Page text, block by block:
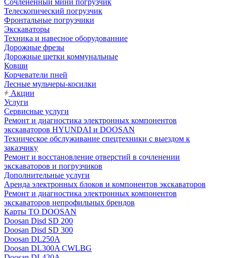
Сочлененный мини погрузчик
Телескопический погрузчик
Фронтальные погрузчики
Экскаваторы
Техника и навесное оборудованние
Дорожные фрезы
Дорожные щетки коммунальные
Ковши
Корчеватели пней
Лесные мульчеры-косилки
Акции
Услуги
Сервисные услуги
Ремонт и диагностика электронных компонентов
экскаваторов HYUNDAI и DOOSAN
Техническое обслуживание спецтехники с выездом к
заказчику
Ремонт и восстановление отверстий в сочленении
экскаваторов и погрузчиков
Дополнительные услуги
Аренда электронных блоков и компонентов экскаваторов
Ремонт и диагностика электронных компонентов
экскаваторов непрофильных брендов
Карты ТО DOOSAN
Doosan Disd SD 200
Doosan Disd SD 300
Doosan DL250A
Doosan DL300A CWLBG